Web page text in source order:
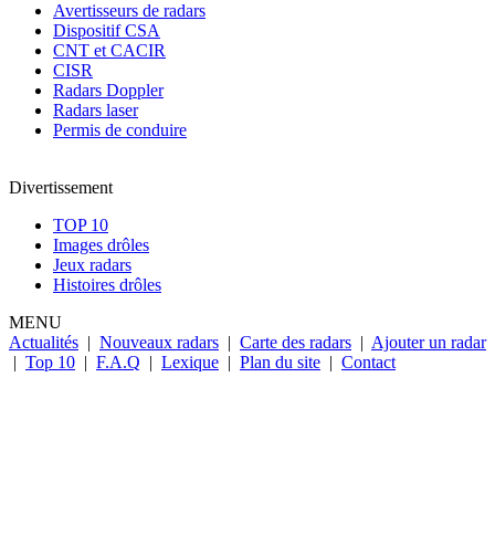
Avertisseurs de radars
Dispositif CSA
CNT et CACIR
CISR
Radars Doppler
Radars laser
Permis de conduire
Divertissement
TOP 10
Images drôles
Jeux radars
Histoires drôles
MENU
Actualités | Nouveaux radars | Carte des radars | Ajouter un radar
| Top 10 | F.A.Q | Lexique | Plan du site | Contact